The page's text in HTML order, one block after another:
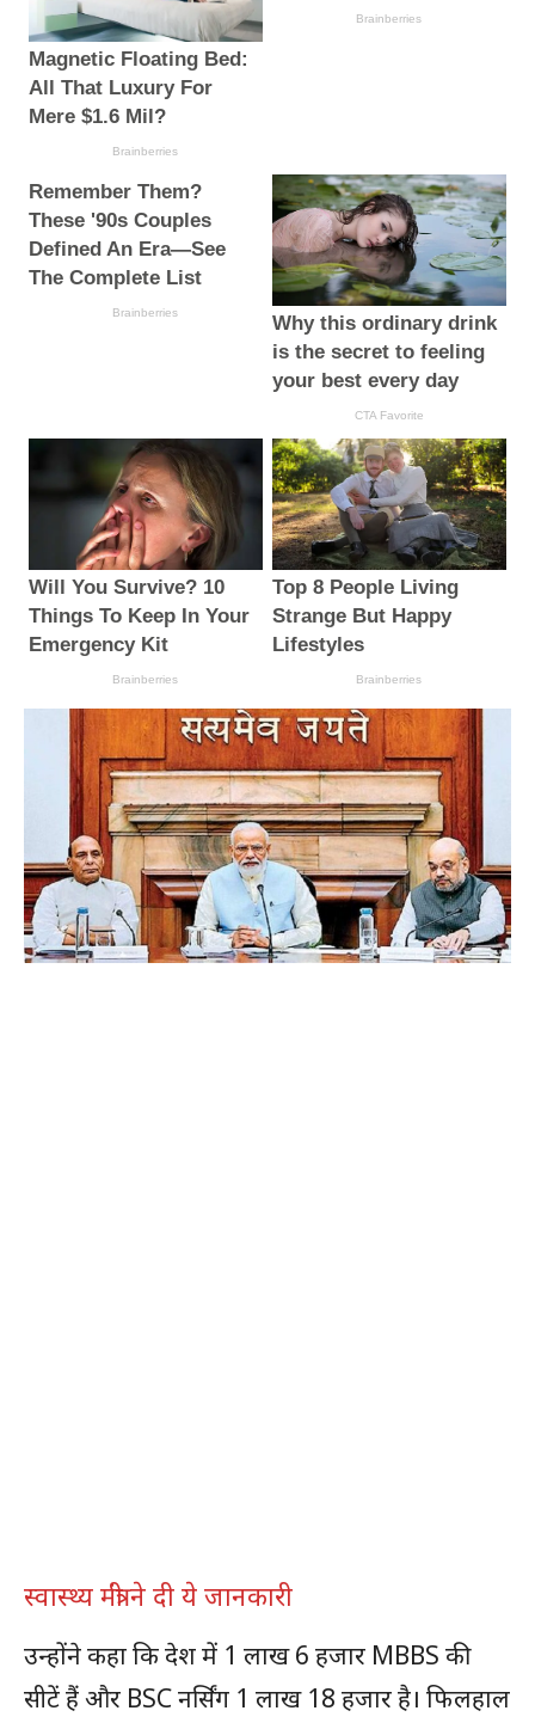
स्वास्थ्य मंत्री ने दी ये जानकारी
उन्होंने कहा कि देश में 1 लाख 6 हजार MBBS की
सीटें हैं और BSC नर्सिंग 1 लाख 18 हजार है। फिलहाल